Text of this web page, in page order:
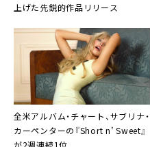
上げた先鋭的作品リリース
全米アルバム・チャート、サブリナ・
カーペンターの『Short n’ Sweet』
が2週連続1位